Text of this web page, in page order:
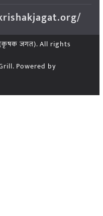
जगत). All rights
Powered by